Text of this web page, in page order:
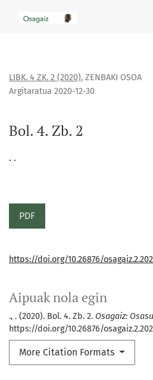
LIBK. 4 ZK. 2 (2020), ZENBAKI OSOA
Bol. 4. Zb. 2
Argitaratua 2020-12-30
. .
PDF
Aipuak nola egin
., . (2020). Bol. 4. Zb. 2. Osagaiz:
https://doi.org/10.26876/
More Citation Formats
https://doi.org/10.26876/